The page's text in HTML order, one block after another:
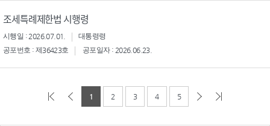
조세특례제한법 시행령
시행일 : 2026.07.01.
대통령령
공포번호 : 제36423호
공포일자 : 2026.06.23.
1 2 3 4 5